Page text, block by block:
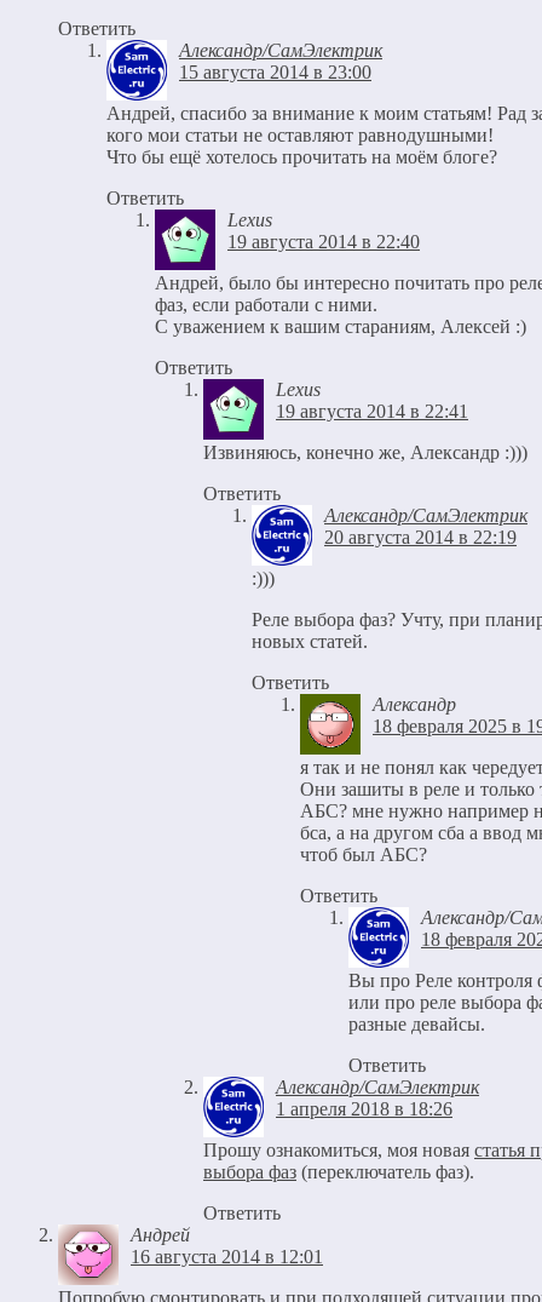
Ответить
Александр/СамЭлектрик
15 августа 2014 в 23:00
Андрей, спасибо за внимание к моим статьям! Рад
кого мои статьи не оставляют равнодушными!
Что бы ещё хотелось прочитать на моём блоге?
Ответить
Lexus
19 августа 2014 в 22:40
Андрей, было бы интересно почитать про
фаз, если работали с ними.
С уважением к вашим стараниям, Алексей :)
Ответить
Lexus
19 августа 2014 в 22:41
Извиняюсь, конечно же, Александр :)))
Ответить
Александр/СамЭлектрик
20 августа 2014 в 22:19
:)))
Реле выбора фаз? Учту, при
новых статей.
Ответить
Александр
18 февраля 2025 в
я так и не понял как
Они зашиты в реле и только
АБС? мне нужно например
бса, а на другом сба а ввод
чтоб был АБС?
Ответить
Александр/
18 февраля
Вы про Реле контроля
или про реле выбора
разные девайсы.
Ответить
Александр/СамЭлектрик
1 апреля 2018 в 18:26
Прошу ознакомиться, моя новая статья
выбора фаз (переключатель фаз).
Ответить
Андрей
16 августа 2014 в 12:01